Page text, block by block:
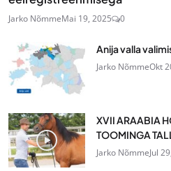
Jarko NõmmeMai 19, 2025 0
Anija valla
Jarko NõmmeOkt
XVII ARAABIA
TOOMINGA
Jarko NõmmeJul